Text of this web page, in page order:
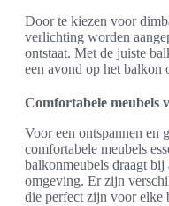
Door te kiezen voor
verlichting worden
ontstaat. Met de juiste
een avond op het balkon
Comfortabele meubels
Voor een ontspannen en
comfortabele meubels
balkonmeubels draagt bij
omgeving. Er zijn
die perfect zijn voor elke